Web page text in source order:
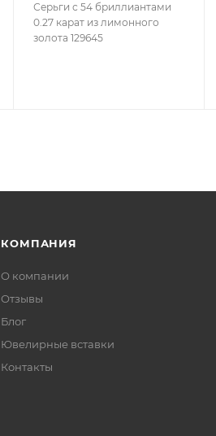
Серьги с 54 бриллиантами
0.27 карат из лимонного
золота 129645
КОМПАНИЯ
О компании
Отзывы
Блог
Ювелирные вставки
Контакты